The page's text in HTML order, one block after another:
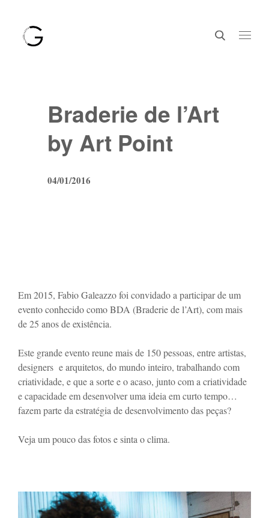
Braderie de l’Art
by Art Point
04/01/2016
Em 2015, Fabio Galeazzo foi convidado a participar de um
evento conhecido como BDA (Braderie de l’Art), com mais
de 25 anos de existência.
Este grande evento reune mais de 150 pessoas, entre artistas,
designers e arquitetos, do mundo inteiro, trabalhando com
criatividade, e que a sorte e o acaso, junto com a criatividade
e capacidade em desenvolver uma ideia em curto tempo…
fazem parte da estratégia de desenvolvimento das peças?
Veja um pouco das fotos e sinta o clima.